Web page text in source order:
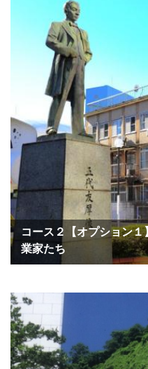
コース２【オプション
業家たち